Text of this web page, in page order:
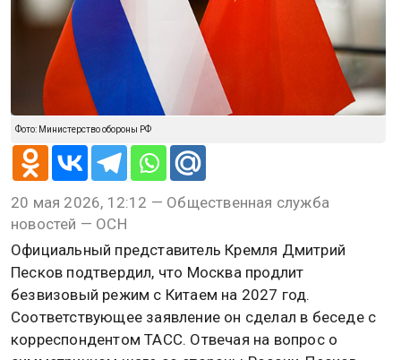
Фото: Министерство обороны РФ
20 мая 2026, 12:12 — Общественная служба
новостей — ОСН
Официальный представитель Кремля Дмитрий
Песков подтвердил, что Москва продлит
безвизовый режим с Китаем на 2027 год.
Соответствующее заявление он сделал в беседе с
корреспондентом ТАСС. Отвечая на вопрос о